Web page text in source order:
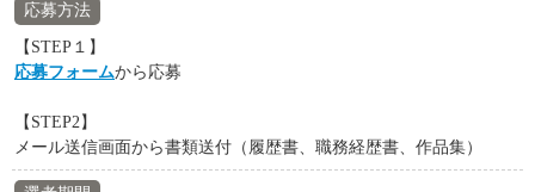
応募方法
【STEP１】
応募フォームから応募
【STEP2】
メール送信画面から書類送付（履歴書、職務経歴書、作品集）